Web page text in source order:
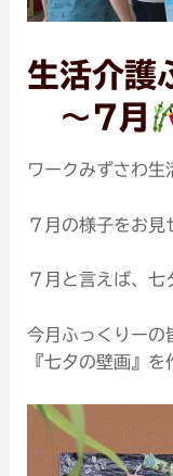
生活介護
～7月
ワークみずさわ生
７月の様子をお見
７月と言えば、七
今月ふっくりーの
『七夕の壁画』を